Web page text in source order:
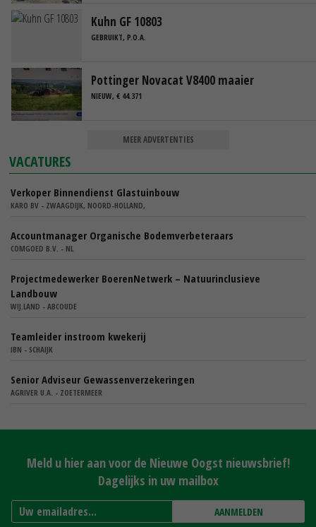
Kuhn GF 10803
GEBRUIKT, P.O.A.
Pottinger Novacat V8400 maaier
NIEUW, € 44.371
MEER ADVERTENTIES
VACATURES
Verkoper Binnendienst Glastuinbouw
KARO BV - ZWAAGDIJK, NOORD-HOLLAND,
Accountmanager Organische Bodemverbeteraars
COMGOED B.V. - NL
Projectmedewerker BoerenNetwerk – Natuurinclusieve
Landbouw
WIJ.LAND - ABCOUDE
Teamleider instroom kwekerij
IBN - SCHAIJK
Senior Adviseur Gewassenverzekeringen
AGRIVER U.A. - ZOETERMEER
Meld u hier aan voor de Nieuwe Oogst nieuwsbrief!
Dagelijks in uw mailbox
AANMELDEN